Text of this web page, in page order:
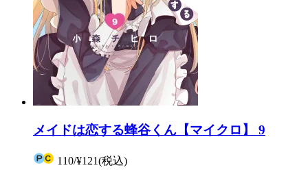
メイドは恋する蜂谷くん【マイクロ】 9
110/¥121(税込)